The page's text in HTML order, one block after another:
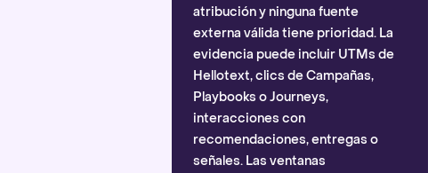
atribución y ninguna fuente
externa válida tiene prioridad. La
evidencia puede incluir UTMs de
Hellotext, clics de Campañas,
Playbooks o Journeys,
interacciones con
recomendaciones, entregas o
señales. Las ventanas